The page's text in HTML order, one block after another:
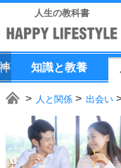
人生の教科書
知識と教養
人と関係 出会い